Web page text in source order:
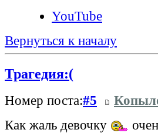
YouTube
Вернуться к началу
Трагедия:(
Номер поста:#5
Как жаль девочку